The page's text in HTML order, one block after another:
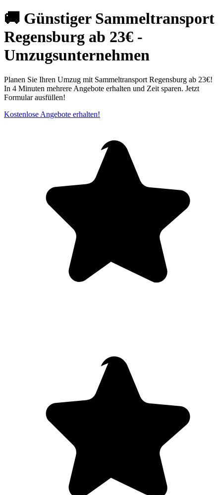
🚚 Günstiger Sammeltransport
Regensburg ab 23€ -
Umzugsunternehmen
Planen Sie Ihren Umzug mit Sammeltransport Regensburg ab 23€!
In 4 Minuten mehrere Angebote erhalten und Zeit sparen. Jetzt
Formular ausfüllen!
Kostenlose Angebote erhalten!